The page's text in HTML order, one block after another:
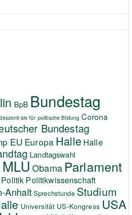
BpB Bundestag
für politische Bildung Corona
Bundestag
EU Europa Halle Halle
Landtagswahl
MLU Obama Parlament
Politik Politikwissenschaft
Anhalt Sprechstunde Studium
Universität US-Kongress USA